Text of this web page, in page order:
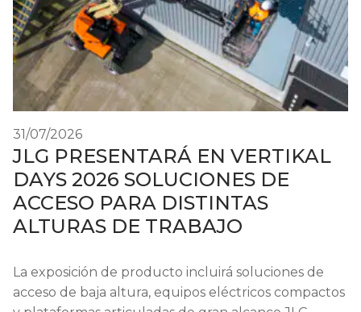
31/07/2026
JLG PRESENTARÁ EN VERTIKAL
DAYS 2026 SOLUCIONES DE
ACCESO PARA DISTINTAS
ALTURAS DE TRABAJO
La exposición de producto incluirá soluciones de
acceso de baja altura, equipos eléctricos compactos